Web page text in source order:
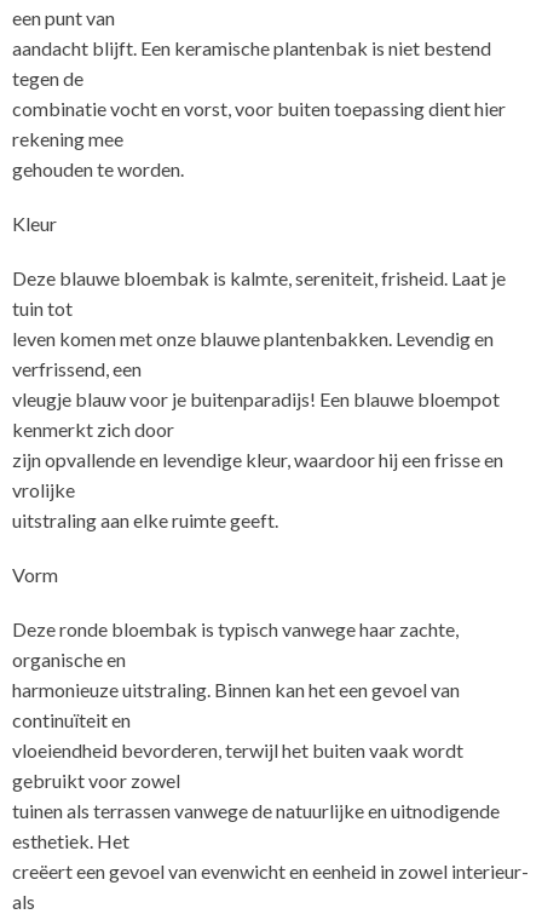
een punt van
aandacht blijft. Een keramische plantenbak is niet bestend
tegen de
combinatie vocht en vorst, voor buiten toepassing dient hier
rekening mee
gehouden te worden.
Kleur
Deze blauwe bloembak is kalmte, sereniteit, frisheid. Laat je
tuin tot
leven komen met onze blauwe plantenbakken. Levendig en
verfrissend, een
vleugje blauw voor je buitenparadijs! Een blauwe bloempot
kenmerkt zich door
zijn opvallende en levendige kleur, waardoor hij een frisse en
vrolijke
uitstraling aan elke ruimte geeft.
Vorm
Deze ronde bloembak is typisch vanwege haar zachte,
organische en
harmonieuze uitstraling. Binnen kan het een gevoel van
continuïteit en
vloeiendheid bevorderen, terwijl het buiten vaak wordt
gebruikt voor zowel
tuinen als terrassen vanwege de natuurlijke en uitnodigende
esthetiek. Het
creëert een gevoel van evenwicht en eenheid in zowel interieur-
als